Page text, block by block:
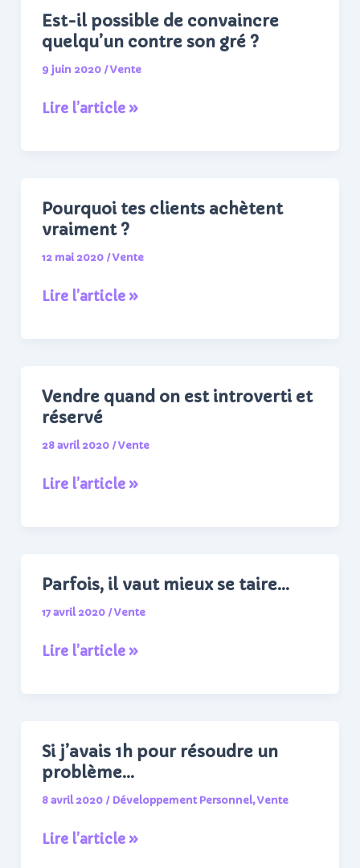
tes
prospects
en
clients
Est-il possible de convaincre
quelqu’un contre son gré ?
9 juin 2020 /Vente
Est-
convaincre
quelqu’un
son
gré
Lire l’article »
Pourquoi tes clients achètent
vraiment ?
12 mai 2020 /Vente
Pourquoi
vraiment
?
Lire l’article »
Vendre quand on est introverti et
réservé
28 avril 2020 /Vente
Vendre
introverti
et
réservé
Lire l’article »
Parfois, il vaut mieux se taire…
17 avril 2020 /Vente
Parfois,
se
taire…
Lire l’article »
Si j’avais 1h pour résoudre un
problème…
8 avril 2020 / Développement Personnel,Vente
Si
Lire l’article »